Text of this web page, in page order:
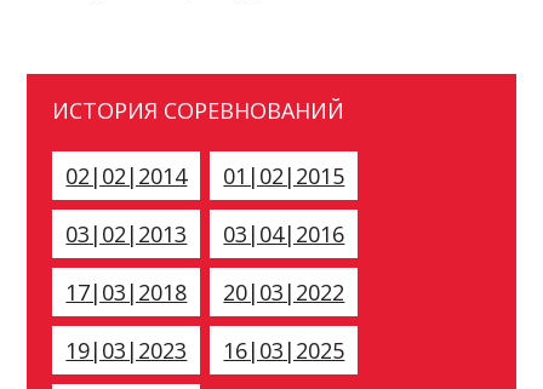
ИСТОРИЯ СОРЕВНОВАНИЙ
02|02|2014
01|02|2015
03|02|2013
03|04|2016
17|03|2018
20|03|2022
19|03|2023
16|03|2025